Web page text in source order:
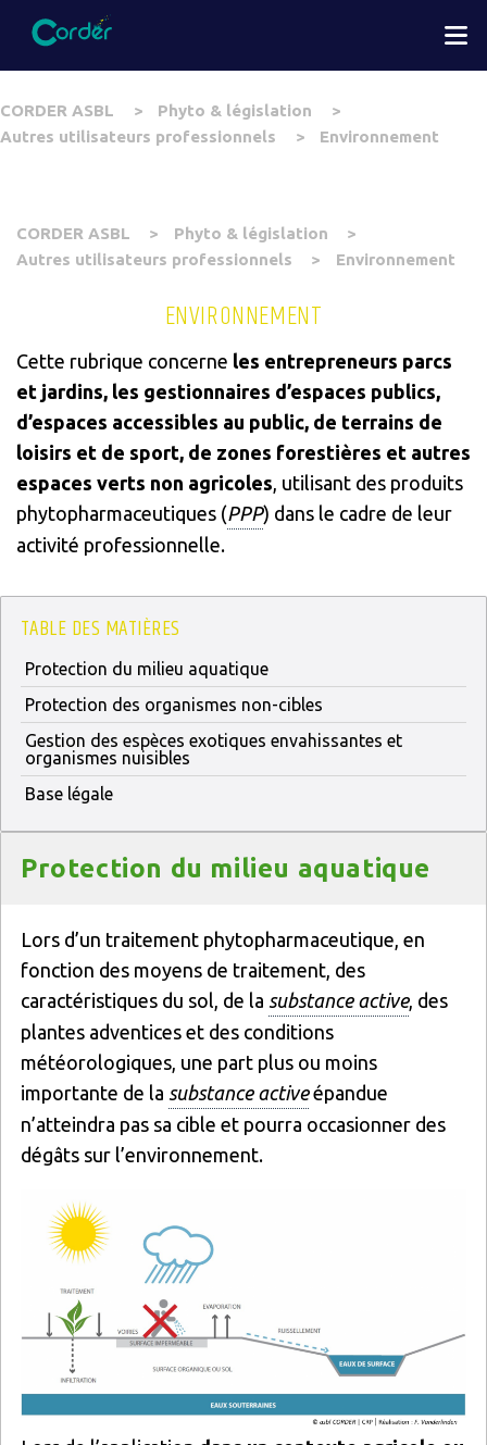
Aller
contenu
principal
You
are
CORDER ASBL
Phyto & législation
Autres utilisateurs professionnels
Environnement
You
are
CORDER ASBL
Phyto & législation
Autres utilisateurs professionnels
Environnement
ENVIRONNEMENT
Cette rubrique concerne les entrepreneurs parcs
et jardins, les gestionnaires d’espaces publics,
d’espaces accessibles au public, de terrains de
loisirs et de sport, de zones forestières et autres
espaces verts non agricoles , utilisant des produits
phytopharmaceutiques (PPP) dans le cadre de leur
activité professionnelle.
TABLE DES MATIÈRES
Protection du milieu aquatique
Protection des organismes non-cibles
Gestion des espèces exotiques envahissantes et
organismes nuisibles
Base légale
Protection du milieu aquatique
Lors d’un traitement phytopharmaceutique, en
fonction des moyens de traitement, des
caractéristiques du sol, de la substance active, des
plantes adventices et des conditions
météorologiques, une part plus ou moins
importante de la substance activeépandue
n’atteindra pas sa cible et pourra occasionner des
dégâts sur l’environnement.
Image